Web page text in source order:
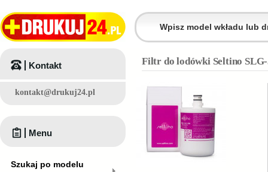
Filtr do lodówki Seltino
Kontakt
kontakt@drukuj24.pl
Menu
Szukaj po modelu